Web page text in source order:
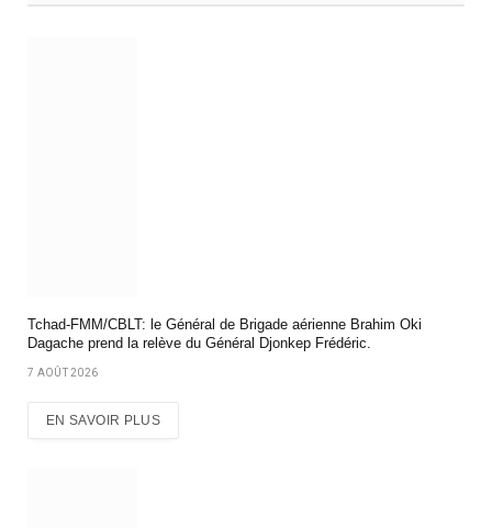
Tchad-FMM/CBLT: le Général de Brigade aérienne Brahim Oki
Dagache prend la relève du Général Djonkep Frédéric.
7 AOÛT 2026
EN SAVOIR PLUS